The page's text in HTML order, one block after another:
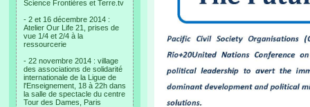
Science Frontières et Terre.tv
- 2 et 16 décembre 2014 :
Atelier Our Life 21, prises de
vue 1/4 et 2/4 à la
ressourcerie
- 22 novembre 2014 : village
des associations de solidarité
internationale de la Ligue de
l'Enseignement, 18 à 22h dans
la salle de spectacle du centre
Tour des Dames, Paris